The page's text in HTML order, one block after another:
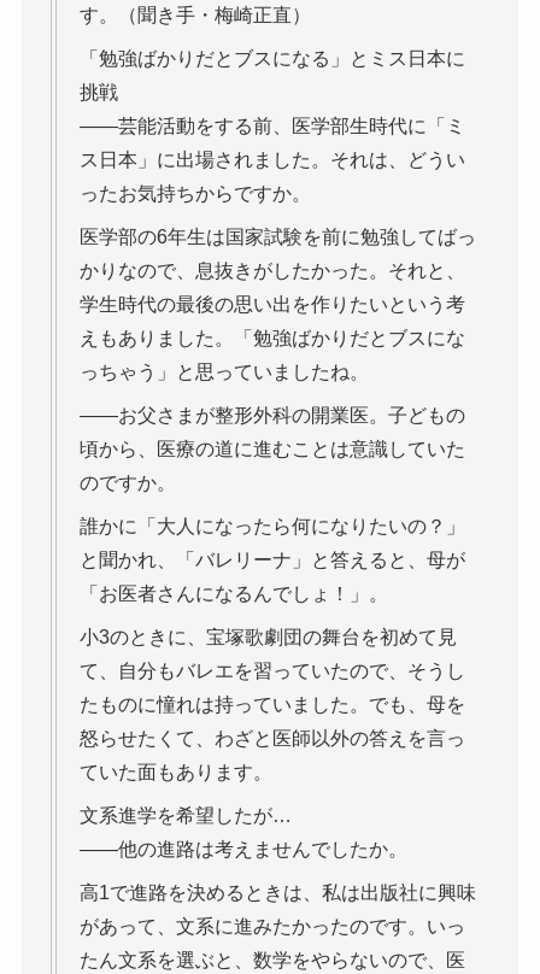
す。（聞き手・梅崎正直）
「勉強ばかりだとブスになる」とミス日本に
挑戦
――芸能活動をする前、医学部生時代に「ミ
ス日本」に出場されました。それは、どうい
ったお気持ちからですか。
医学部の6年生は国家試験を前に勉強してばっ
かりなので、息抜きがしたかった。それと、
学生時代の最後の思い出を作りたいという考
えもありました。「勉強ばかりだとブスにな
っちゃう」と思っていましたね。
――お父さまが整形外科の開業医。子どもの
頃から、医療の道に進むことは意識していた
のですか。
誰かに「大人になったら何になりたいの？」
と聞かれ、「バレリーナ」と答えると、母が
「お医者さんになるんでしょ！」。
小3のときに、宝塚歌劇団の舞台を初めて見
て、自分もバレエを習っていたので、そうし
たものに憧れは持っていました。でも、母を
怒らせたくて、わざと医師以外の答えを言っ
ていた面もあります。
文系進学を希望したが…
――他の進路は考えませんでしたか。
高1で進路を決めるときは、私は出版社に興味
があって、文系に進みたかったのです。いっ
たん文系を選ぶと、数学をやらないので、医